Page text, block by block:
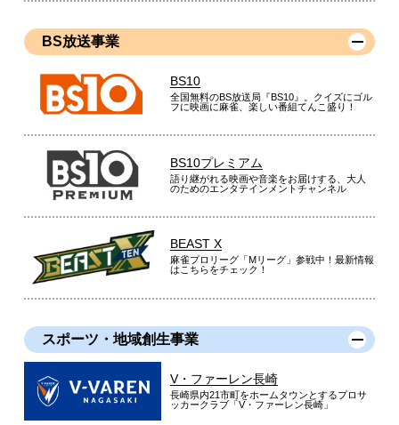
BS放送事業
BS10
全国無料のBS放送局『BS10』。クイズにゴル
フに映画に麻雀、楽しい番組てんこ盛り！
BS10プレミアム
語り継がれる映画や音楽をお届けする、大人
のためのエンタテインメントチャンネル
BEAST X
麻雀プロリーグ「Mリーグ」参戦中！最新情報
はこちらをチェック！
スポーツ・地域創生事業
V・ファーレン長崎
長崎県内21市町をホームタウンとするプロサ
ッカークラブ「V・ファーレン長崎」